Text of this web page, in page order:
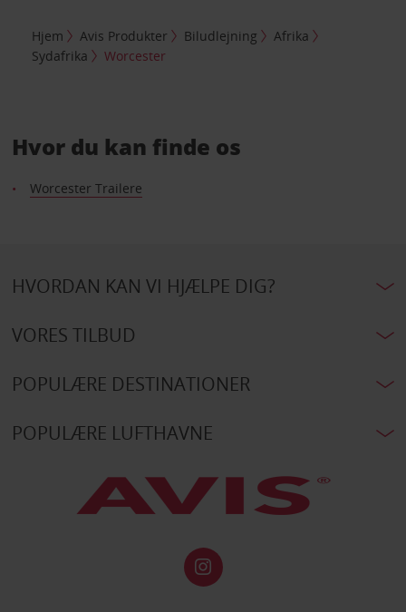
Hjem Avis Produkter Biludlejning
Afrika
Sydafrika
Worcester
Hvor du kan finde os
Worcester Trailere
HVORDAN KAN VI HJÆLPE DIG?
VORES TILBUD
POPULÆRE DESTINATIONER
POPULÆRE LUFTHAVNE